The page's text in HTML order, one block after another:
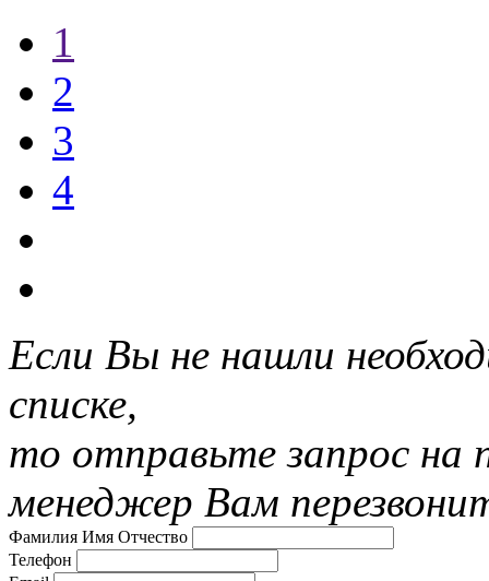
1
2
3
4
Если Вы не нашли
списке,
то отправьте запрос на
менеджер Вам
Фамилия Имя Отчество
Телефон